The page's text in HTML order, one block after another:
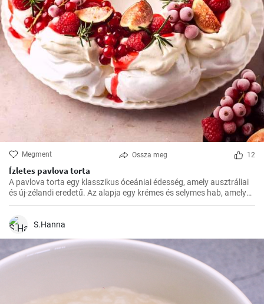
Megment Ossza meg 12
Ízletes pavlova torta
A pavlova torta egy klasszikus óceániai édesség, amely ausztráliai
és új-zélandi eredetű. Az alapja egy krémes és selymes hab, amelyet
a tetején friss gyümölcsökkel, például egyszerűen málnával vagy
S.Hanna